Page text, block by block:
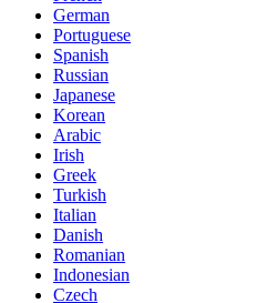
German
Portuguese
Spanish
Russian
Japanese
Korean
Arabic
Irish
Greek
Turkish
Italian
Danish
Romanian
Indonesian
Czech